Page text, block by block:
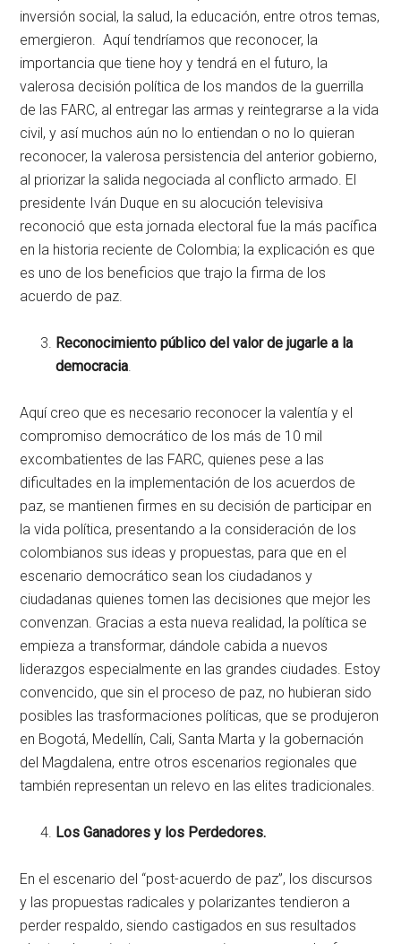
inversión social, la salud, la educación, entre otros temas,
emergieron. Aquí tendríamos que reconocer, la
importancia que tiene hoy y tendrá en el futuro, la
valerosa decisión política de los mandos de la guerrilla
de las FARC, al entregar las armas y reintegrarse a la vida
civil, y así muchos aún no lo entiendan o no lo quieran
reconocer, la valerosa persistencia del anterior gobierno,
al priorizar la salida negociada al conflicto armado. El
presidente Iván Duque en su alocución televisiva
reconoció que esta jornada electoral fue la más pacífica
en la historia reciente de Colombia; la explicación es que
es uno de los beneficios que trajo la firma de los
acuerdo de paz.
Reconocimiento público del valor de jugarle a la
democracia
Aquí creo que es necesario reconocer la valentía y el
compromiso democrático de los más de 10 mil
excombatientes de las FARC, quienes pese a las
dificultades en la implementación de los acuerdos de
paz, se mantienen firmes en su decisión de participar en
la vida política, presentando a la consideración de los
colombianos sus ideas y propuestas, para que en el
escenario democrático sean los ciudadanos y
ciudadanas quienes tomen las decisiones que mejor les
convenzan. Gracias a esta nueva realidad, la política se
empieza a transformar, dándole cabida a nuevos
liderazgos especialmente en las grandes ciudades. Estoy
convencido, que sin el proceso de paz, no hubieran sido
posibles las trasformaciones políticas, que se produjeron
en Bogotá, Medellín, Cali, Santa Marta y la gobernación
del Magdalena, entre otros escenarios regionales que
también representan un relevo en las elites tradicionales.
Los Ganadores y los Perdedores.
En el escenario del “post-acuerdo de paz”, los discursos
y las propuestas radicales y polarizantes tendieron a
perder respaldo, siendo castigados en sus resultados